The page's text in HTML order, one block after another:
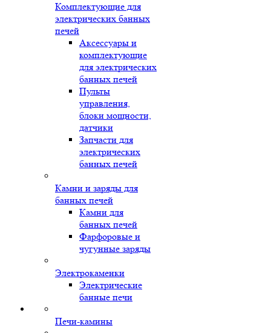
Комплектующие для
электрических банных
печей
Аксессуары и
комплектующие
для электрических
банных печей
Пульты
управления,
блоки мощности,
датчики
Запчасти для
электрических
банных печей
Камни и заряды для
банных печей
Камни для
банных печей
Фарфоровые и
чугунные заряды
Электрокаменки
Электрические
банные печи
Печи-камины